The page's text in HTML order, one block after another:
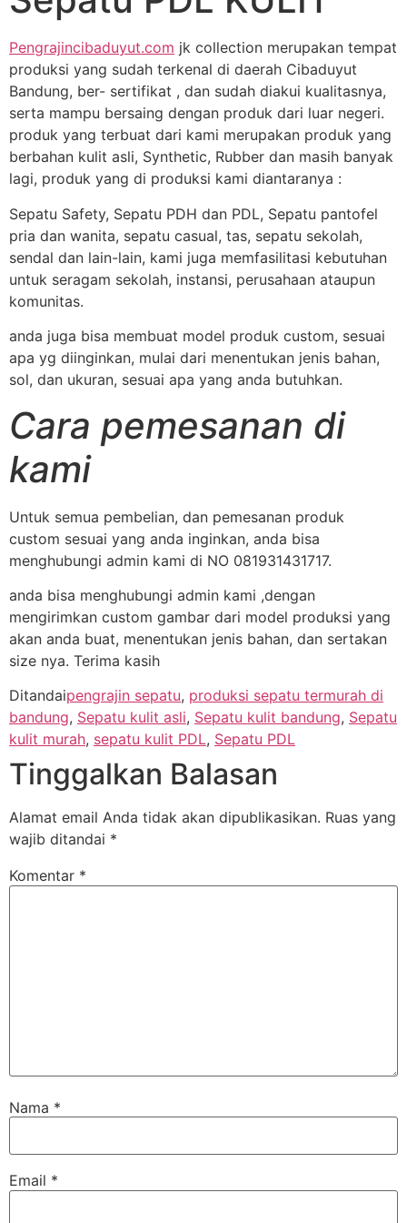
Pengrajincibaduyut.com jk collection merupakan tempat
produksi yang sudah terkenal di daerah Cibaduyut
Bandung, ber- sertifikat , dan sudah diakui kualitasnya,
serta mampu bersaing dengan produk dari luar negeri.
produk yang terbuat dari kami merupakan produk yang
berbahan kulit asli, Synthetic, Rubber dan masih banyak
lagi, produk yang di produksi kami diantaranya :
Sepatu Safety, Sepatu PDH dan PDL, Sepatu pantofel
pria dan wanita, sepatu casual, tas, sepatu sekolah,
sendal dan lain-lain, kami juga memfasilitasi kebutuhan
untuk seragam sekolah, instansi, perusahaan ataupun
komunitas.
anda juga bisa membuat model produk custom, sesuai
apa yg diinginkan, mulai dari menentukan jenis bahan,
sol, dan ukuran, sesuai apa yang anda butuhkan.
Cara pemesanan di
kami
Untuk semua pembelian, dan pemesanan produk
custom sesuai yang anda inginkan, anda bisa
menghubungi admin kami di NO 081931431717.
anda bisa menghubungi admin kami ,dengan
mengirimkan custom gambar dari model produksi yang
akan anda buat, menentukan jenis bahan, dan sertakan
size nya. Terima kasih
Ditandaipengrajin sepatu, produksi sepatu termurah di
bandung, Sepatu kulit asli, Sepatu kulit bandung, Sepatu
kulit murah, sepatu kulit PDL, Sepatu PDL
Tinggalkan Balasan
Alamat email Anda tidak akan dipublikasikan. Ruas yang
wajib ditandai *
Komentar *
Nama *
Email *